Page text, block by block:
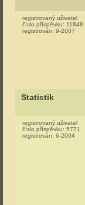
registrovaný uživatel
číslo příspěvku: 11848
registrován: 9-2007
Statistik
registrovaný uživatel
číslo příspěvku: 5771
registrován: 6-2004